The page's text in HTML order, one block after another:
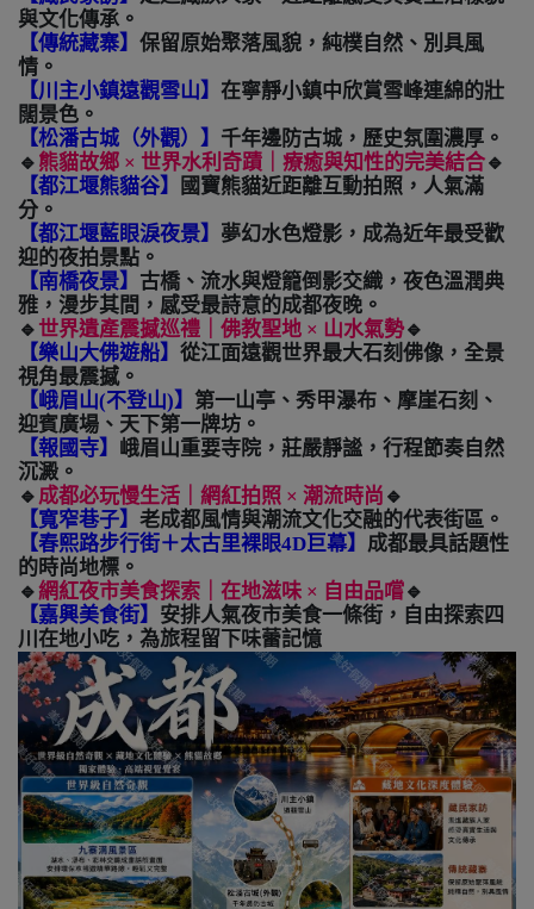
與文化傳承。
【傳統藏寨】 保留原始聚落風貌，純樸自然、別具風
情。
【川主小鎮遠觀雪山】 在寧靜小鎮中欣賞雪峰連綿的壯
闊景色。
【松潘古城（外觀）】 千年邊防古城，歷史氛圍濃厚。
🔹 熊貓故鄉 × 世界水利奇蹟｜療癒與知性的完美結合🔹
【都江堰熊貓谷】
國寶熊貓近距離互動拍照，人氣滿
分。
【都江堰藍眼淚夜景】 夢幻水色燈影，成為近年最受歡
迎的夜拍景點。
【南橋夜景】 古橋、流水與燈籠倒影交織，夜色溫潤典
雅，漫步其間，感受最詩意的成都夜晚。
🔹 世界遺產震撼巡禮｜佛教聖地 × 山水氣勢🔹
【樂山大佛遊船】 從江面遠觀世界最大石刻佛像，全景
視角最震撼。
【峨眉山(不登山)】 第一山亭、秀甲瀑布、摩崖石刻、
迎賓廣場、天下第一牌坊。
【報國寺】 峨眉山重要寺院，莊嚴靜謐，行程節奏自然
沉澱。
🔹 成都必玩慢生活｜網紅拍照 × 潮流時尚 🔹
【寬窄巷子】 老成都風情與潮流文化交融的代表街區。
【春熙路步行街＋太古里裸眼4D巨幕】 成都最具話題性
的時尚地標。
🔹網紅夜市美食探索｜在地滋味 × 自由品嚐🔹
【嘉興美食街】 安排人氣夜市美食一條街，自由探索四
川在地小吃，為旅程留下味蕾記憶